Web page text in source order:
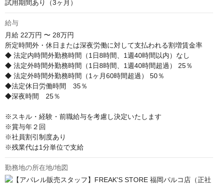
試用期間あり（3ヶ月）
給与
月給 22万円 〜 28万円
所定時間外・休日または深夜労働に対して支払われる割増賃金率
◆ 法定内時間外勤務時間（1日8時間、1週40時間以内）なし
◆ 法定外時間外勤務時間（1日8時間、1週40時間超過） 25％
◆ 法定外時間外勤務時間（1ヶ月60時間超過） 50％
◆法定休日労働時間　35％
◆深夜時間　25％
※スキル・経験・前職給与を考慮し決定いたします
※賞与年２回
※社員割引制度あり
※残業代は1分単位で支給
勤務地の所在地/地図